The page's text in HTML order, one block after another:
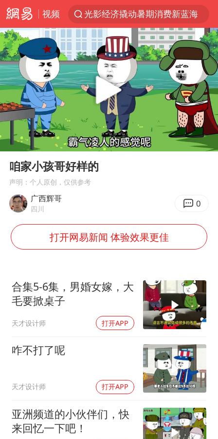
视频
光影经济撬动暑期消费新蓝海
西湖突现狂风暴雨 游客瞬间被浇透
隔20米开高仿奶茶店被判赔35万元
新疆景区自驾服务费改为按车收费
多家A股公司收到美国关税退款
“不怕六爷挂得多 就怕六爷挂一颗”
视频丨中国东方电气集团原党组副书记、董事宋致远被查
直击东北超：哈尔滨vs通辽
香港宏福苑火灾或由烟头引起
白海豚将正面袭击贯穿浙江
36岁男演员成景区NPC后人气爆棚
浙江台州《告全体市民书》
酒店回应车内过夜被收150元
梁家辉百花奖演讲落泪
人民的健康、体质、幸福一脉相承
Play
00:00 02:57
咱家小孩哥好样的
声明：个人原创，仅供参考
广西辉哥
四川 0
打开网易新闻 体验效果更佳
合集5-6集，男婚女嫁，大
毛要掀桌子
天才设计师 打开APP
咋不打了呢
天才设计师 打开APP
亚洲频道的小伙伴们，快
来回忆一下吧！